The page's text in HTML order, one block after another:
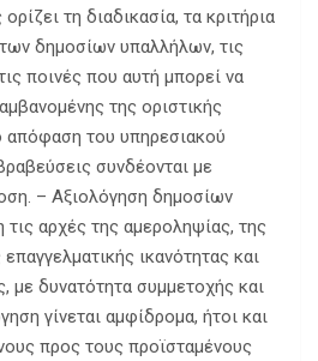
τη διαδικασία, τα κριτήρια
δημοσίων υπαλλήλων, τις
ποινές που αυτή μπορεί να
της οριστικής
απόφαση του υπηρεσιακού
συνδέονται με
– Αξιολόγηση δημοσίων
αρχές της αμεροληψίας, της
ικανότητας και
με δυνατότητα συμμετοχής και
γίνεται αμφίδρομα, ήτοι και
προς τους προϊσταμένους